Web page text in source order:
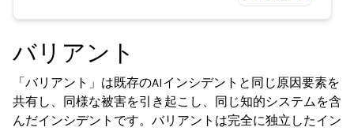
バリアント
「バリアント」は既存のAIインシデントと同じ原因要素を
共有し、同様な被害を引き起こし、同じ知的システムを含
んだインシデントです。バリアントは完全に独立したイン